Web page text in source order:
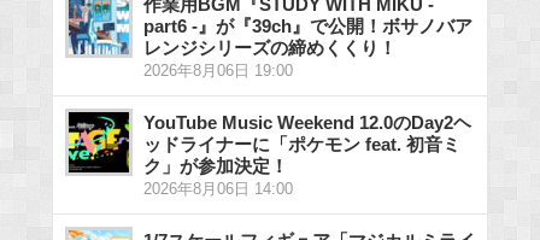
作業用BGM『STUDY WITH MIKU -
part6 -』が『39ch』で公開！ボサノバア
レンジシリーズの締めくくり！
2026年8月06日 19:00
YouTube Music Weekend 12.0のDay2ヘ
ッドライナーに「ポケモン feat. 初音ミ
ク」が参加決定！
2026年8月06日 14:00